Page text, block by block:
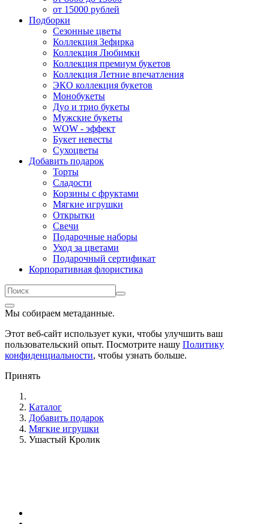
от 15000 рублей
Подборки
Сезонные цветы
Коллекция Зефирка
Коллекция Любимки
Коллекция премиум букетов
Коллекция Летние впечатления
ЭКО коллекция букетов
Монобукеты
Дуо и трио букеты
Мужские букеты
WOW - эффект
Букет невесты
Сухоцветы
Добавить подарок
Торты
Сладости
Корзины с фруктами
Мягкие игрушки
Открытки
Свечи
Подарочные наборы
Уход за цветами
Подарочный сертификат
Корпоративная флористика
Мы собираем метаданные.
Этот веб-сайт использует куки, чтобы улучшить ваш
пользовательский опыт. Посмотрите нашу Политику
конфиденциальности, чтобы узнать больше.
Принять
Каталог
Добавить подарок
Мягкие игрушки
Ушастый Кролик